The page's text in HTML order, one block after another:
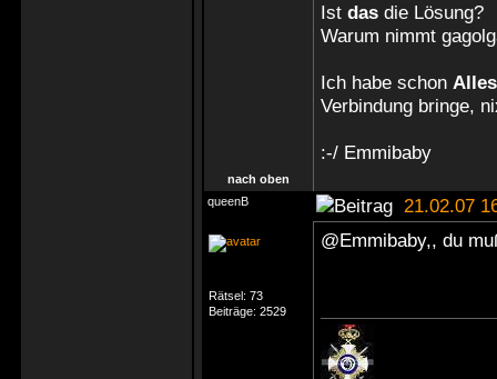
Ist das die Lösung?
Warum nimmt
Ich habe schon Alles
Verbindung bringe,
:-/ Emmibaby
nach oben
queenB
21.02.07
Rätsel: 73
Beiträge: 2529
@Emmibaby,, du